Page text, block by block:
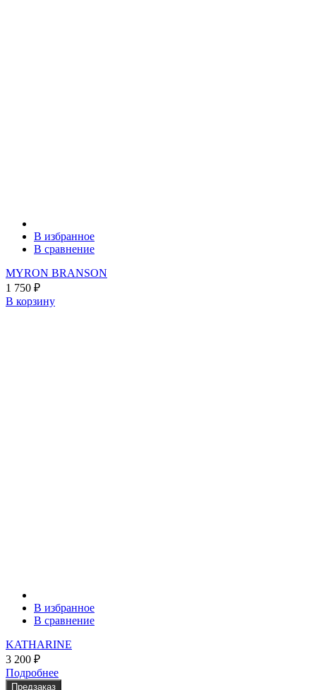
В избранное
В сравнение
MYRON BRANSON
1 750 ₽
В корзину
В избранное
В сравнение
KATHARINE
3 200 ₽
Подробнее
Предзаказ